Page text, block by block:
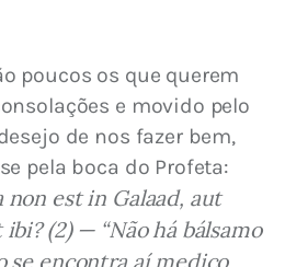
poucos os que querem
e movido pelo
de nos fazer bem,
pela boca do Profeta:
est in Galaad, aut
(2) — “Não há bálsamo
se encontra aí medico